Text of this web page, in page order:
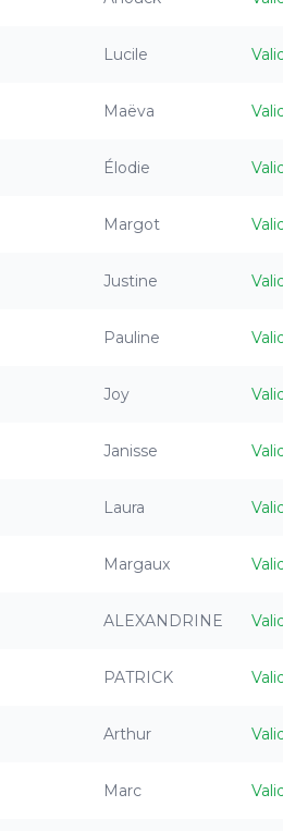
Lucile
Maëva
Élodie
Margot
Justine
Pauline
Joy
Janisse
Laura
Margaux
ALEXANDRINE
PATRICK
Arthur
Marc